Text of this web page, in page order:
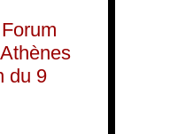
du 9